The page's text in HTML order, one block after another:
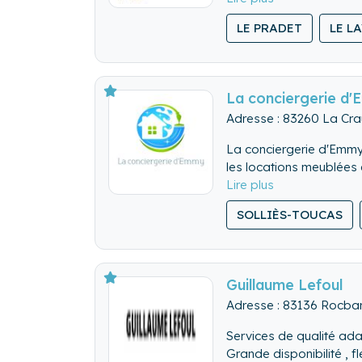
confiance pour
Ce qui fait notre
Une équipe de
et créer une
Nous croyons
partenaires locaux :
- 🤝 Le respect des
- 💪 Une éthique forte,
- 🌟 L’excellence dans
- 🛠️ Des partenaires
Avec Serge
Parce qu’un bien
d’excellence.
LE PRADET LE
La conciergerie
Adresse : 83260 La
La conciergerie
les locations meublées
SOLLIÈS-TOUCAS
Guillaume Lefoul
Adresse : 83136
Services de qualité
Grande disponibilité ,